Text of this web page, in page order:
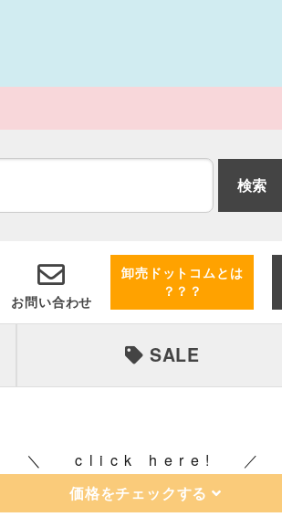
検索
お問い合わせ
卸売ドットコムとは
？？？
SALE
click here!
価格をチェックする